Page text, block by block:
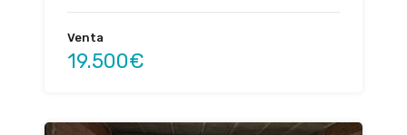
Venta
19.500€